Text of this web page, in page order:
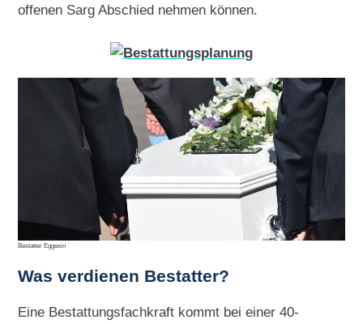
offenen Sarg Abschied nehmen können.
Bestatter Eggesin
Was verdienen Bestatter?
Eine Bestattungsfachkraft kommt bei einer 40-